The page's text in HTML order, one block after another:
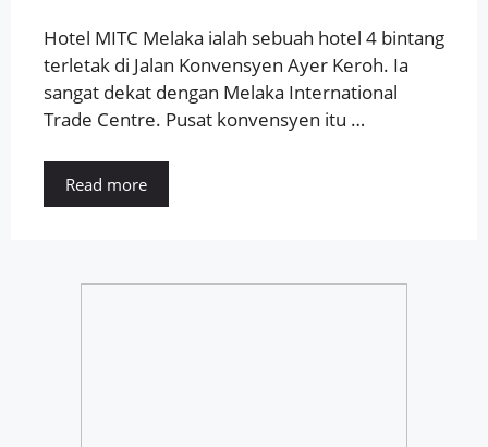
Hotel MITC Melaka ialah sebuah hotel 4 bintang
terletak di Jalan Konvensyen Ayer Keroh. Ia
sangat dekat dengan Melaka International
Trade Centre. Pusat konvensyen itu …
Read more